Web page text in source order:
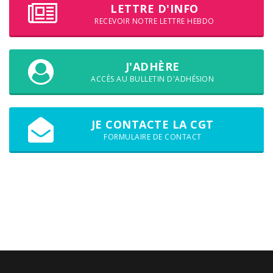
LETTRE D'INFO
RECEVOIR NOTRE LETTRE HEBDO
J'ADHÈRE
ACCÈS AU BULLETIN D'ADHÉSION
JE CONTACTE LA CGT
FORMULAIRE DE CONTACT